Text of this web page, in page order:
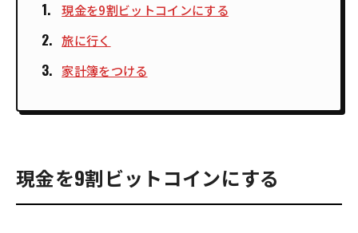
現金を9割ビットコインにする
旅に行く
家計簿をつける
現金を9割ビットコインにする